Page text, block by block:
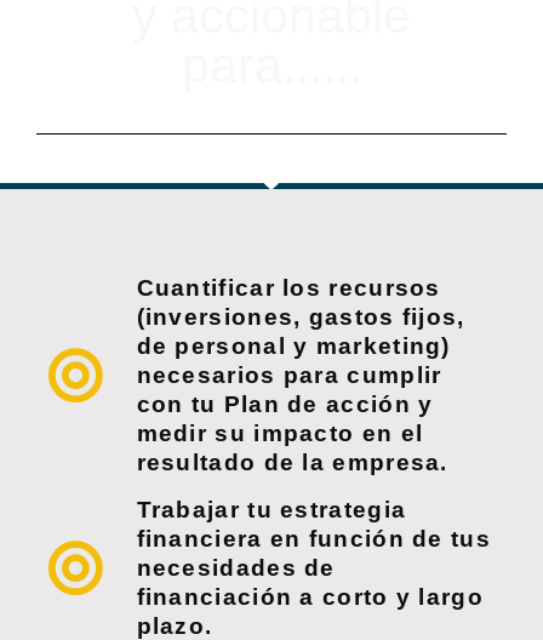
Cuantificar los recursos
(inversiones, gastos fijos,
de personal y marketing)
necesarios para cumplir
con tu Plan de acción y
medir su impacto en el
resultado de la empresa.
Trabajar tu estrategia
financiera en función de tus
necesidades de
financiación a corto y largo
plazo.